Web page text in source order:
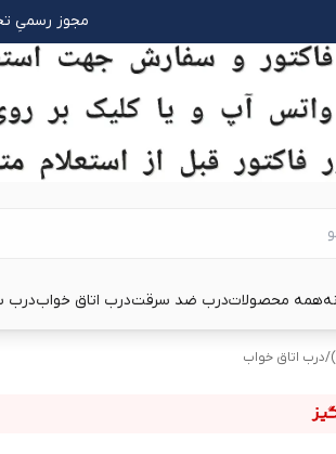
مجوز رسمیِ
همه محصولاتدرب ضد سرقتدرب اتاق خوابدرب
/درب اتاق خواب